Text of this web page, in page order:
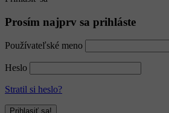
Prosím najprv sa prihláste
Používateľské meno
Heslo
Stratil si heslo?